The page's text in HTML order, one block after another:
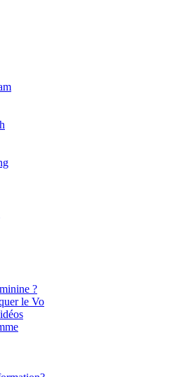
?
le Vo